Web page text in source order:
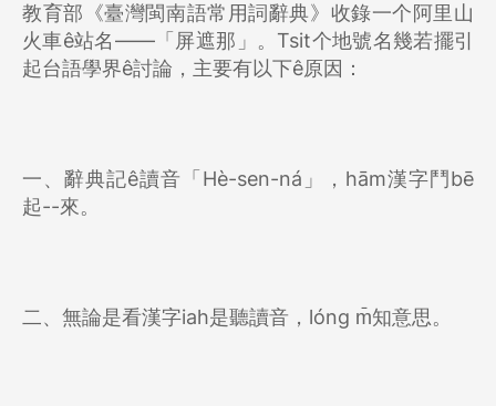
教育部《臺灣閩南語常用詞辭典》收錄一个阿里山
火車ê站名——「屏遮那」。Tsit个地號名幾若擺引
起台語學界ê討論，主要有以下ê原因：
一、辭典記ê讀音「Hè-sen-ná」，hām漢字鬥bē
起--來。
二、無論是看漢字iah是聽讀音，lóng m̄知意思。